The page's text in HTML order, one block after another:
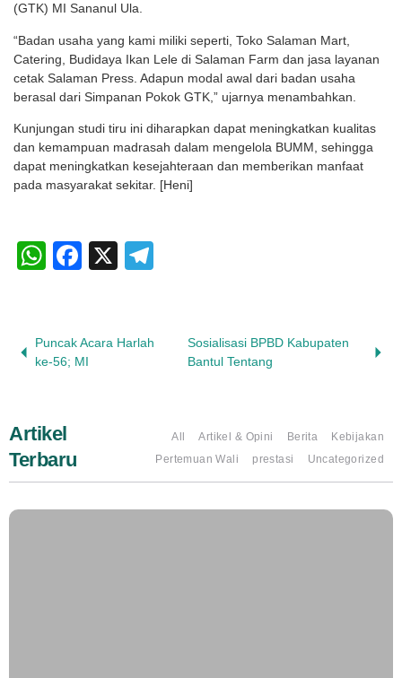
(GTK) MI Sananul Ula.
“Badan usaha yang kami miliki seperti, Toko Salaman Mart,
Catering, Budidaya Ikan Lele di Salaman Farm dan jasa layanan
cetak Salaman Press. Adapun modal awal dari badan usaha
berasal dari Simpanan Pokok GTK,” ujarnya menambahkan.
Kunjungan studi tiru ini diharapkan dapat meningkatkan kualitas
dan kemampuan madrasah dalam mengelola BUMM, sehingga
dapat meningkatkan kesejahteraan dan memberikan manfaat
pada masyarakat sekitar. [Heni]
WhatsApp
Facebook
X
Puncak Acara Harlah
ke-56; MI
Sosialisasi BPBD Kabupaten
Bantul Tentang
Artikel
Terbaru
All Artikel & Opini Berita
Kebijakan
Pertemuan Wali
prestasi Uncategorized